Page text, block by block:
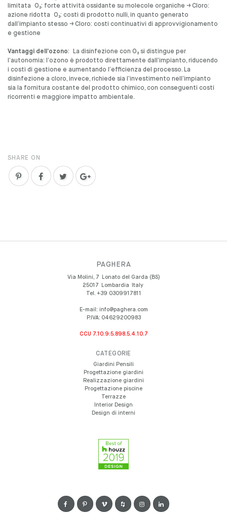
limitata O₃: forte attività ossidante su molecole organiche → Cloro:
azione ridotta O₃: costi di prodotto nulli, in quanto generato
dall’impianto stesso → Cloro: costi continuativi di approvvigionamento
e gestione
Vantaggi dell’ozono: La disinfezione con O₃ si distingue per
l’autonomia: l’ozono è prodotto direttamente dall’impianto, riducendo
i costi di gestione e aumentando l’efficienza del processo. La
disinfezione a cloro, invece, richiede sia l’investimento nell’impianto
sia la fornitura costante del prodotto chimico, con conseguenti costi
ricorrenti e maggiore impatto ambientale.
SHARE ON
PAGHERA
Via Molini, 7
Lonato del Garda (BS)
25017
Lombardia
Italy
Tel. +39 0309917811
E-mail: info@paghera.com
P.IVA: 04629200983
CCU 7.10.9.5.898.5.4.10.7
CATEGORIE
Giardini Pensili
Progettazione giardini
Realizzazione giardini
Progettazione piscine
Terrazze
Interior Design
Design di interni